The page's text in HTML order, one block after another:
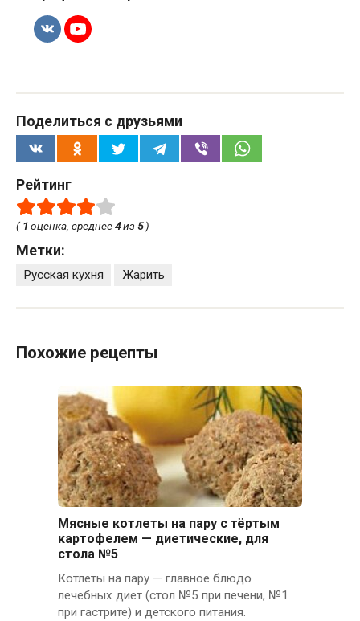
Поделиться с друзьями
Рейтинг
( 1оценка, среднее4из 5)
Метки:
Русская кухня Жарить
Похожие рецепты
Мясные котлеты на пару с тёртым
картофелем — диетические, для
стола №5
Котлеты на пару — главное блюдо
лечебных диет (стол №5 при печени, №1
при гастрите) и детского питания.